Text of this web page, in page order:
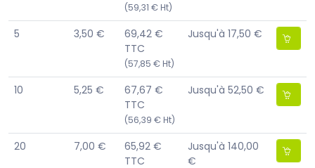
(59,31 € Ht)
5 3,50 €
69,42 €
TTC
(57,85 € Ht)
Jusqu'à 17,50 €
10 5,25 €
67,67 €
TTC
(56,39 € Ht)
Jusqu'à 52,50 €
20 7,00 €
65,92 €
TTC
Jusqu'à 140,00
€